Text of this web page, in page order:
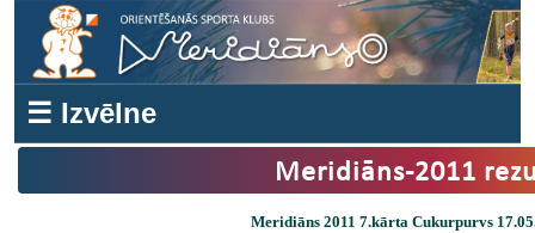
☰ Izvēlne
Meridiāns-2011
Meridiāns 2011 7.kārta Cukurpurvs